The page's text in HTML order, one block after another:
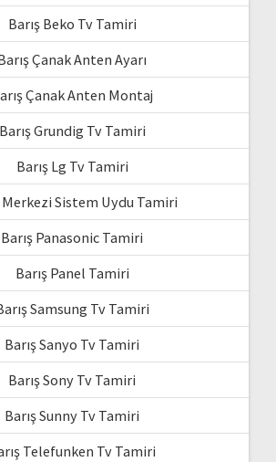
Barış Beko Tv Tamiri
Çanak Anten Ayarı
Çanak Anten Montaj
Barış Grundig Tv Tamiri
Barış Lg Tv Tamiri
Merkezi Sistem Uydu Tamiri
Barış Panasonic Tamiri
Barış Panel Tamiri
Samsung Tv Tamiri
Barış Sanyo Tv Tamiri
Barış Sony Tv Tamiri
Barış Sunny Tv Tamiri
Telefunken Tv Tamiri